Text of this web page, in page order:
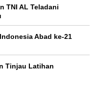
TNI AL Teladani
Abad ke-21
Tinjau Latihan